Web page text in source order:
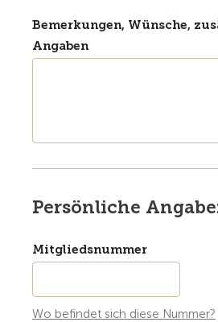
Bemerkungen, Wünsche,
Angaben
Persönliche
Mitgliedsnummer
Wo befindet sich diese Nummer?